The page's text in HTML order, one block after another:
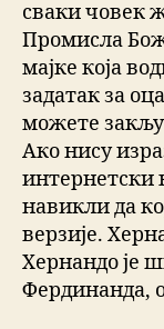
сваки човек
Промисла
мајке која
задатак за
можете
Ако нису
интернетски
навикли да
верзије.
Хернандо је
Фердинанда,